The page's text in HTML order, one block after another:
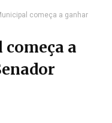
começa a ganhar
a